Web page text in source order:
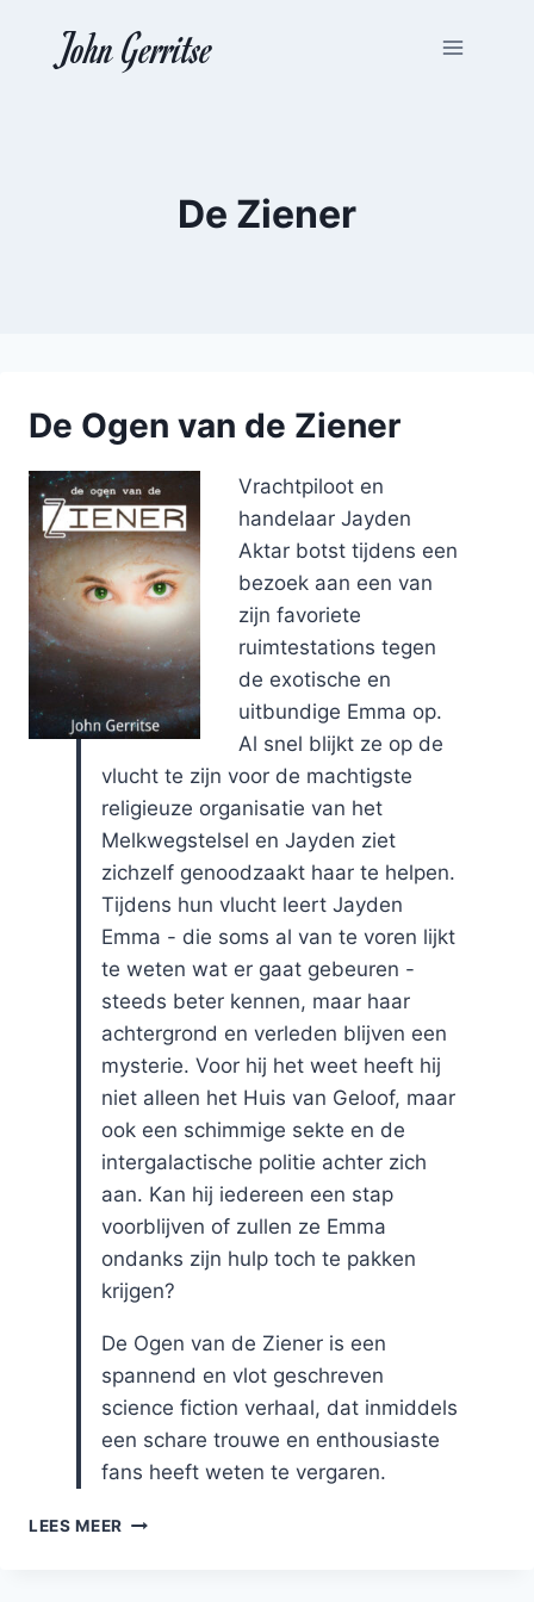
John Gerritse
De Ziener
De Ogen van de Ziener
Vrachtpiloot en
handelaar Jayden
Aktar botst tijdens een
bezoek aan een van
zijn favoriete
ruimtestations tegen
de exotische en
uitbundige Emma op.
Al snel blijkt ze op de
vlucht te zijn voor de machtigste
religieuze organisatie van het
Melkwegstelsel en Jayden ziet
zichzelf genoodzaakt haar te helpen.
Tijdens hun vlucht leert Jayden
Emma - die soms al van te voren lijkt
te weten wat er gaat gebeuren -
steeds beter kennen, maar haar
achtergrond en verleden blijven een
mysterie. Voor hij het weet heeft hij
niet alleen het Huis van Geloof, maar
ook een schimmige sekte en de
intergalactische politie achter zich
aan. Kan hij iedereen een stap
voorblijven of zullen ze Emma
ondanks zijn hulp toch te pakken
krijgen?
De Ogen van de Ziener is een
spannend en vlot geschreven
science fiction verhaal, dat inmiddels
een schare trouwe en enthousiaste
fans heeft weten te vergaren.
LEES MEER DE